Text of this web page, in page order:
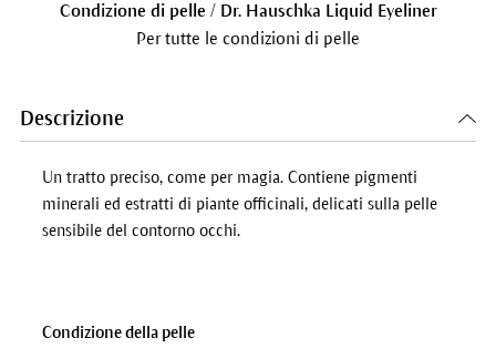
Condizione di pelle / Dr. Hauschka Liquid Eyeliner
Per tutte le condizioni di pelle
Descrizione
Un tratto preciso, come per magia. Contiene pigmenti
minerali ed estratti di piante officinali, delicati sulla pelle
sensibile del contorno occhi.
Condizione della pelle